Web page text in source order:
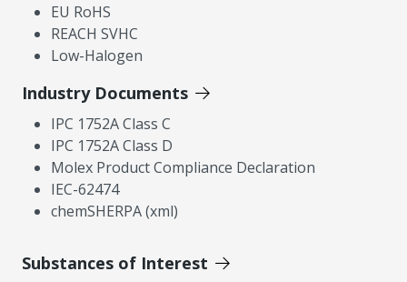
EU RoHS
REACH SVHC
Low-Halogen
Industry Documents
IPC 1752A Class C
IPC 1752A Class D
Molex Product Compliance Declaration
IEC-62474
chemSHERPA (xml)
Substances of Interest